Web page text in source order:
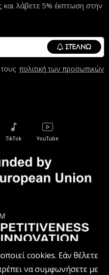
λάβετε 5% έκπτωση στην
ΣΤΈΛΝΩ
πολιτική των προσωπικών
TikTok YouTube
cookies. Εάν θέλετε
να συμφωνήσετε με